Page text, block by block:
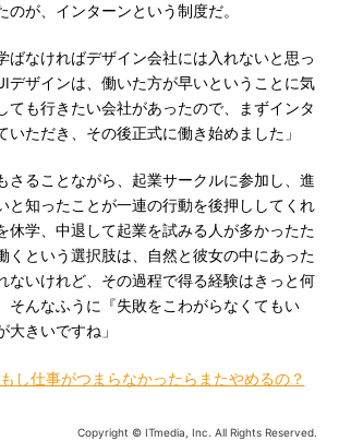
が、インターンという制度だ。
なければデザイン会社には入れないと思っ
デザインは、働いた方が早いということに気
ても行きたい会社があったので、まずインタ
いただき、その後正式に働き始めました」
ることながら、起業サークルに参加し、進
と知ったことが一連の行動を後押ししてくれ
休学、中退して起業を試みる人が多かったた
くという選択肢は、自然と彼女の中にあった
ないけれど、その過程で得る経験はきっと何
そんなふうに『失敗をこわがらなくてもい
大きいですね」
もし仕事がつまらなかったらまたやめるの？
Copyright © ITmedia, Inc. All Rights Reserved.